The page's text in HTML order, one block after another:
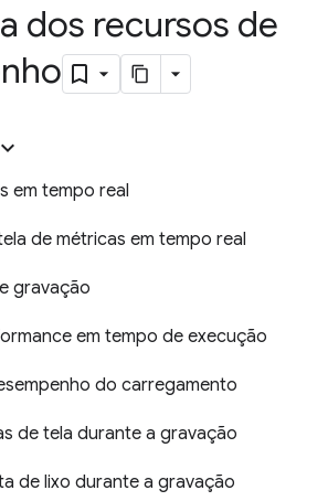
dos recursos de
em tempo real
de métricas em tempo real
gravação
em tempo de execução
do carregamento
de tela durante a gravação
de lixo durante a gravação